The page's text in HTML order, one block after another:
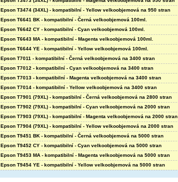
Epson T3474 (34XL) - kompatibilní - Yellow velkoobjemová na 950 stran
Epson T6641 BK - kompatibilní - Černá velkoobjemová 100ml.
Epson T6642 CY - kompatibilní - Cyan velkoobjemová 100ml.
Epson T6643 MA - kompatibilní - Magenta velkoobjemová 100ml.
Epson T6644 YE - kompatibilní - Yellow velkoobjemová 100ml.
Epson T7011 - kompatibilní - Černá velkoobjemová na 3400 stran
Epson T7012 - kompatibilní - Cyan velkoobjemová na 3400 stran
Epson T7013 - kompatibilní - Magenta velkoobjemová na 3400 stran
Epson T7014 - kompatibilní - Yellow velkoobjemová na 3400 stran
Epson T7901 (79XL) - kompatibilní - Černá velkoobjemová na 2800 stran
Epson T7902 (79XL) - kompatibilní - Cyan velkoobjemová na 2000 stran
Epson T7903 (79XL) - kompatibilní - Magenta velkoobjemová na 2000 stran
Epson T7904 (79XL) - kompatibilní - Yellow velkoobjemová na 2000 stran
Epson T9451 BK - kompatibilní - Černá velkoobjemová na 5000 stran
Epson T9452 CY - kompatibilní - Cyan velkoobjemová na 5000 stran
Epson T9453 MA - kompatibilní - Magenta velkoobjemová na 5000 stran
Epson T9454 YE - kompatibilní - Yellow velkoobjemová na 5000 stran